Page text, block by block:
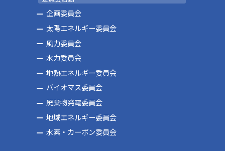
企画委員会
太陽エネルギー委員会
風力委員会
水力委員会
地熱エネルギー委員会
バイオマス委員会
廃棄物発電委員会
地域エネルギー委員会
水素・カーボン委員会